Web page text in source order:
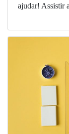
ajudar! Assistir